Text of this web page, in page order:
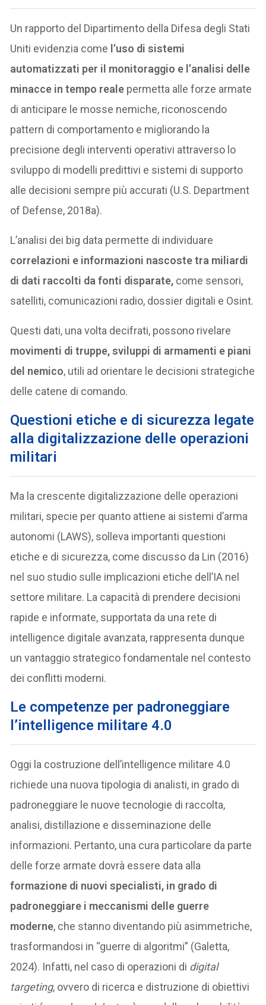
Un rapporto del Dipartimento della Difesa degli Stati
Uniti evidenzia come l’uso di sistemi
automatizzati per il monitoraggio e l’analisi delle
minacce in tempo reale permetta alle forze armate
di anticipare le mosse nemiche, riconoscendo
pattern di comportamento e migliorando la
precisione degli interventi operativi attraverso lo
sviluppo di modelli predittivi e sistemi di supporto
alle decisioni sempre più accurati (U.S. Department
of Defense, 2018a).
L’analisi dei big data permette di individuare
correlazioni e informazioni nascoste tra miliardi
di dati raccolti da fonti disparate, come sensori,
satelliti, comunicazioni radio, dossier digitali e Osint.
Questi dati, una volta decifrati, possono rivelare
movimenti di truppe, sviluppi di armamenti e piani
del nemico, utili ad orientare le decisioni strategiche
delle catene di comando.
Questioni etiche e di sicurezza legate
alla digitalizzazione delle operazioni
militari
Ma la crescente digitalizzazione delle operazioni
militari, specie per quanto attiene ai sistemi d’arma
autonomi (LAWS), solleva importanti questioni
etiche e di sicurezza, come discusso da Lin (2016)
nel suo studio sulle implicazioni etiche dell’IA nel
settore militare. La capacità di prendere decisioni
rapide e informate, supportata da una rete di
intelligence digitale avanzata, rappresenta dunque
un vantaggio strategico fondamentale nel contesto
dei conflitti moderni.
Le competenze per padroneggiare
l’intelligence militare 4.0
Oggi la costruzione dell’intelligence militare 4.0
richiede una nuova tipologia di analisti, in grado di
padroneggiare le nuove tecnologie di raccolta,
analisi, distillazione e disseminazione delle
informazioni. Pertanto, una cura particolare da parte
delle forze armate dovrà essere data alla
formazione di nuovi specialisti, in grado di
padroneggiare i meccanismi delle guerre
moderne, che stanno diventando più asimmetriche,
trasformandosi in “guerre di algoritmi” (Galetta,
2024). Infatti, nel caso di operazioni di digital
targeting, ovvero di ricerca e distruzione di obiettivi